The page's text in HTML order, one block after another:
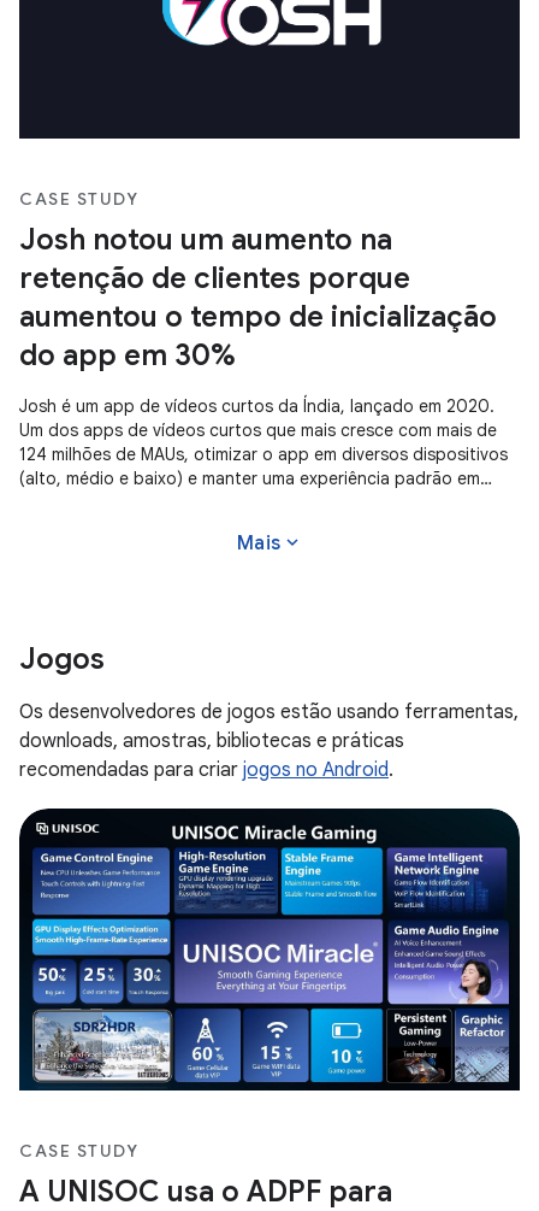
CASE STUDY
Josh notou um aumento na
retenção de clientes porque
aumentou o tempo de inicialização
do app em 30%
Josh é um app de vídeos curtos da Índia, lançado em 2020.
Um dos apps de vídeos curtos que mais cresce com mais de
124 milhões de MAUs, otimizar o app em diversos dispositivos
(alto, médio e baixo) e manter uma experiência padrão em
Mais expand_more
Jogos
Os desenvolvedores de jogos estão usando ferramentas,
downloads, amostras, bibliotecas e práticas
recomendadas para criar jogos no Android.
CASE STUDY
A UNISOC usa o ADPF para